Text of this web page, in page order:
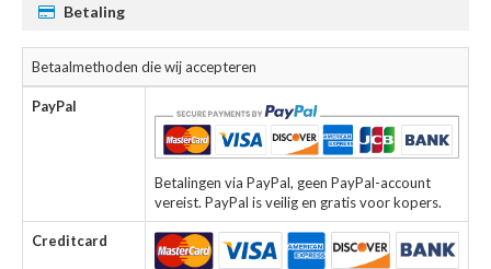
Betaling
Betaalmethoden die wij accepteren
PayPal
Betalingen via PayPal, geen PayPal-account
vereist. PayPal is veilig en gratis voor kopers.
Creditcard